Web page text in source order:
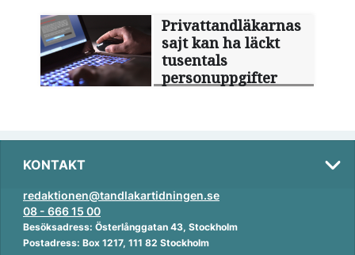
Privattandläkarnas
sajt kan ha läckt
tusentals
personuppgifter
KONTAKT
redaktionen@tandlakartidningen.se
08 - 666 15 00
Besöksadress: Österlånggatan 43, Stockholm
Postadress: Box 1217, 111 82 Stockholm